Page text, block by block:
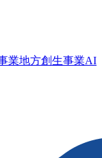
業地方創生事業AI